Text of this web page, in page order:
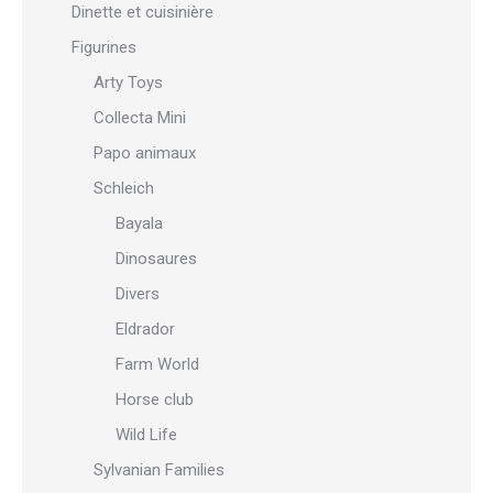
Dinette et cuisinière
Figurines
Arty Toys
Collecta Mini
Papo animaux
Schleich
Bayala
Dinosaures
Divers
Eldrador
Farm World
Horse club
Wild Life
Sylvanian Families